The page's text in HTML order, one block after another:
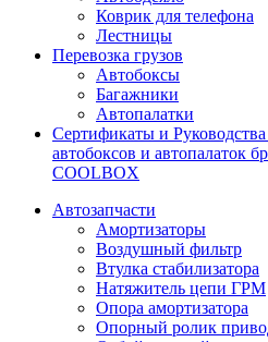
Коврик для телефона
Лестницы
Перевозка грузов
Автобоксы
Багажники
Автопалатки
Сертификаты и
автобоксов и автопалаток
COOLBOX
Автозапчасти
Амортизаторы
Воздушный фильтр
Втулка стабилизатора
Натяжитель цепи ГРМ
Опора амортизатора
Опорный ролик